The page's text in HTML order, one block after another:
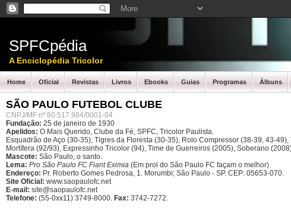
SPFCpédia
A Enciclopédia Tricolor
Home Oficial Revistas Livros Ebooks Guias Programas Álbuns
SÃO PAULO FUTEBOL CLUBE
CNPJ/MF nº 60.517.984/0001-04
Fundação: 25 de janeiro de 1930
Apelidos: O Mais Querido, Clube da Fé, SPFC, Tricolor Paulista.
Esquadrão de Aço (30-35), Tigres da Floresta (30-35), Rolo Compressor (38-39, 43-
Mortífera (92/93), Expressinho Tricolor (94), Time de Guerreiros (2005), Soberano
Mascote: São Paulo, o santo.
Lema: Pro São Paulo FC Fiant Eximia (Em prol do São Paulo FC façam o melhor).
Endereço: Pr. Roberto Gomes Pedrosa, 1. Morumbi; São Paulo - SP. CEP: 05653-070.
Site Oficial: www.saopaulofc.net
E-mail: site@saopaulofc.net
Telefone: (55-0xx11) 3749-8000. Fax: 3742-7272.